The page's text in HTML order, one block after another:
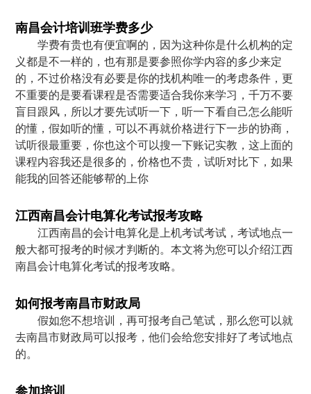
南昌会计培训班学费多少
学费有贵也有便宜啊的，因为这种你是什么机构的定
义都是不一样的，也有那是要参照你学内容的多少来定
的，不过价格没有必要是你的找机构唯一的考虑条件，更
不重要的是要看课程是否需要适合我你来学习，千万不要
盲目跟风，所以才要先试听一下，听一下看自己怎么能听
的懂，假如听的懂，可以不再就价格进行下一步的协商，
试听很最重要，你也这个可以搜一下账记实教，这上面的
课程内容我还是很多的，价格也不贵，试听对比下，如果
能我的回答还能够帮的上你
江西南昌会计电算化考试报考攻略
江西南昌的会计电算化是上机考试考试，考试地点一
般大都可报考的时候才判断的。本文将为您可以介绍江西
南昌会计电算化考试的报考攻略。
如何报考南昌市财政局
假如您不想培训，再可报考自己笔试，那么您可以就
去南昌市财政局可以报考，他们会给您安排好了考试地点
的。